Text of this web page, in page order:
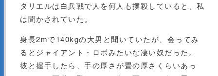
タリエルは白兵戦で人を何人も撲殺していると、私
は聞かされていた。
身長2mで140kgの大男と聞いていたが、会ってみ
るとジャイアント・ロボみたいな凄い奴だった。
彼と握手したら、手の厚さが畳の厚さくらいあっ